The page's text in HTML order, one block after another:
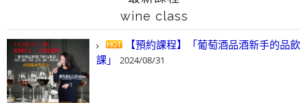
wine class
【預約課程】「葡萄酒品酒新手的品飲
課」
2024/08/31